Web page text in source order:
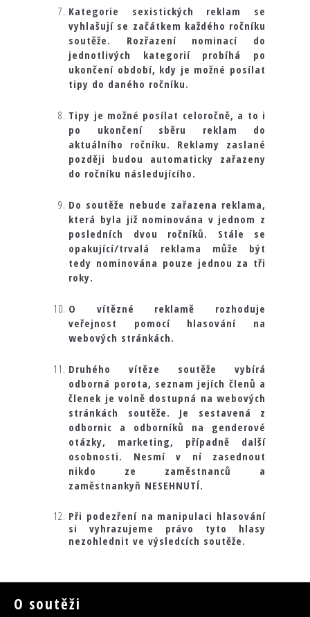
Kategorie sexistických reklam se
vyhlašují se začátkem každého ročníku
soutěže. Rozřazení nominací do
jednotlivých kategorií probíhá po
ukončení období, kdy je možné posílat
tipy do daného ročníku.
Tipy je možné posílat celoročně, a to i
po ukončení sběru reklam do
aktuálního ročníku. Reklamy zaslané
později budou automaticky zařazeny
do ročníku následujícího.
Do soutěže nebude zařazena reklama,
která byla již nominována v jednom z
posledních dvou ročníků. Stále se
opakující/trvalá reklama může být
tedy nominována pouze jednou za tři
roky.
O vítězné reklamě rozhoduje
veřejnost pomocí hlasování na
webových stránkách.
Druhého vítěze soutěže vybírá
odborná porota, seznam jejích členů a
členek je volně dostupná na webových
stránkách soutěže. Je sestavená z
odbornic a odborníků na genderové
otázky, marketing, případně další
osobnosti. Nesmí v ní zasednout
nikdo ze zaměstnanců a
zaměstnankyň NESEHNUTÍ.
Při podezření na manipulaci hlasování
si vyhrazujeme právo tyto hlasy
nezohlednit ve výsledcích soutěže.
O soutěži